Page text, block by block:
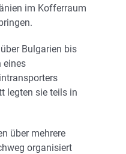
im Kofferraum
Bulgarien bis
eines
legten sie teils in
über mehrere
organisiert